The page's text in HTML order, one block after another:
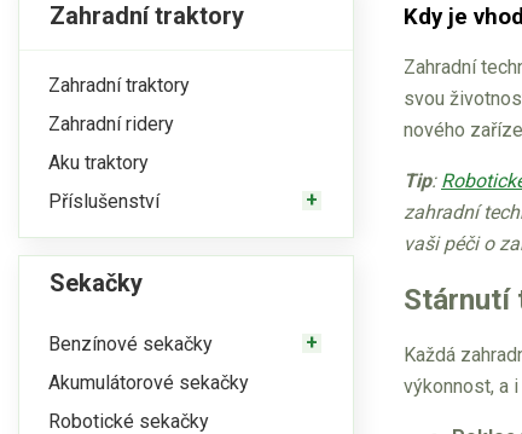
Zahradní traktory
Zahradní traktory
Zahradní ridery
Aku traktory
Příslušenství
Sekačky
Benzínové sekačky
Akumulátorové sekačky
Robotické sekačky
Kdy je
Zahradní
svou
nového
Tip:
zahradní
vaši péči o
Stárnutí
Každá
výkonnost, a